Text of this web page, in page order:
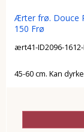
Ærter frø. Douce
150 Frø
ært41-ID2096-1612-
45-60 cm. Kan